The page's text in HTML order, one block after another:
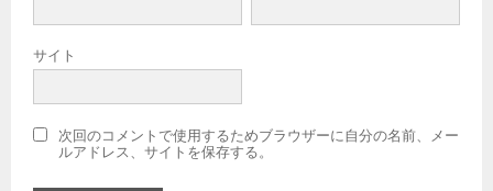
サイト
次回のコメントで使用するためブラウザーに自分の名前、メー
ルアドレス、サイトを保存する。